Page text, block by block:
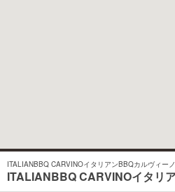
ITALIANBBQ CARVINOイタリアンBBQカルヴィーノ